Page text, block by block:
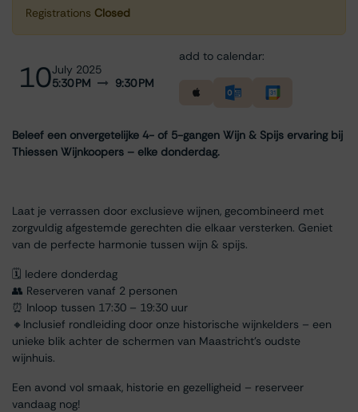
Registrations Closed
10July 2025
5:30 PM
9:30 PM
add to calendar:
Beleef een onvergetelijke 4- of 5-gangen Wijn & Spijs ervaring bij
Thiessen Wijnkoopers – elke donderdag.
Laat je verrassen door exclusieve wijnen, gecombineerd met
zorgvuldig afgestemde gerechten die elkaar versterken. Geniet
van de perfecte harmonie tussen wijn & spijs.
🗓 Iedere donderdag
👥 Reserveren vanaf 2 personen
⏰ Inloop tussen 17:30 – 19:30 uur
🔸Inclusief rondleiding door onze historische wijnkelders – een
unieke blik achter de schermen van Maastricht’s oudste
wijnhuis.
Een avond vol smaak, historie en gezelligheid – reserveer
vandaag nog!